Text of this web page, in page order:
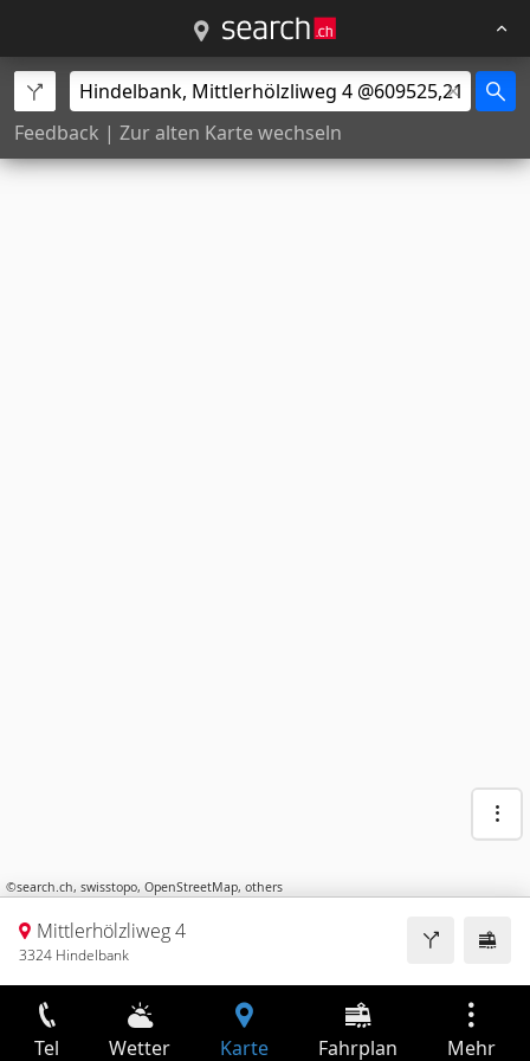
Feedback | Zur alten Karte wechseln
©search.ch, swisstopo, OpenStreetMap, others
Mittlerhölzliweg 4
3324 Hindelbank
Tel Wetter Karte Fahrplan Mehr